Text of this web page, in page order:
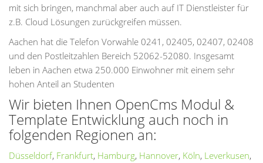
mit sich bringen, manchmal aber auch auf IT Dienstleister für
z.B. Cloud Lösungen zurückgreifen müssen.
Aachen hat die Telefon Vorwahle 0241, 02405, 02407, 02408
und den Postleitzahlen Bereich 52062-52080. Insgesamt
leben in Aachen etwa 250.000 Einwohner mit einem sehr
hohen Anteil an Studenten
Wir bieten Ihnen OpenCms Modul &
Template Entwicklung auch noch in
folgenden Regionen an:
Düsseldorf, Frankfurt, Hamburg, Hannover, Köln, Leverkusen,